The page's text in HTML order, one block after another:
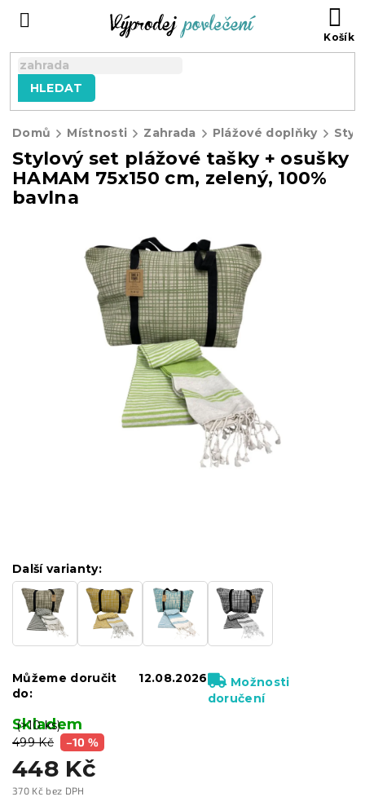
HLEDAT
Domů Místnosti Zahrada Plážové doplňky
Stylový set plážové tašky + osušky
HAMAM 75x150 cm, zelený, 100%
bavlna
499 Kč –10 %
448 Kč
370 Kč bez DPH
Skladem
(>10 ks)
Další varianty:
Můžeme doručit
do:
12.08.2026
Možnosti
doručení